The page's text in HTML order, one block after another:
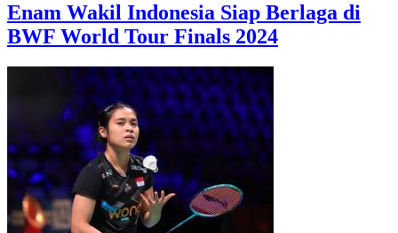
Enam Wakil Indonesia Siap Berlaga di
BWF World Tour Finals 2024